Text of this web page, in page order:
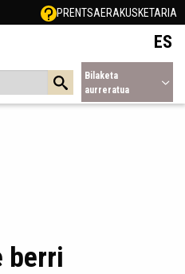
PRENTSAERAKUSKETARIA
ES
Bilaketa
aurreratua
berri